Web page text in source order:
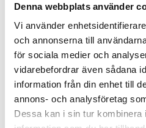
Denna webbplats använder
Vi använder
och annonserna till
för sociala medier och
vidarebefordrar även sådana
information från din enhet till
annons- och analysföretag
Dessa kan i sin tur kombinera
Kraven hos Slantar är inte
finns möjligheter för de
genom företaget. Till att
vara folkbokförd i Sverige
får inte ha några skulder